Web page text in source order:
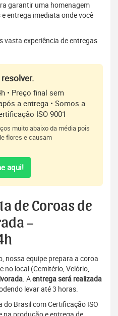
garantir uma homenagem
entrega imediata onde você
vasta experiência de entregas
• Preço final sem
a entrega • Somos a
ISO 9001
muito abaixo da média pois
flores e causam
aqui!
de Coroas de
–
nossa equipe prepara a coroa
no local (Cemitério, Velório,
. Aentrega será realizada
levar até 3 horas.
Brasil com Certificação ISO